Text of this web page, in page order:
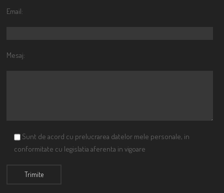
Email:
Mesaj:
Sunt de acord cu prelucrarea datelor mele personale, in
conformitate cu legislatia aferenta in vigoare